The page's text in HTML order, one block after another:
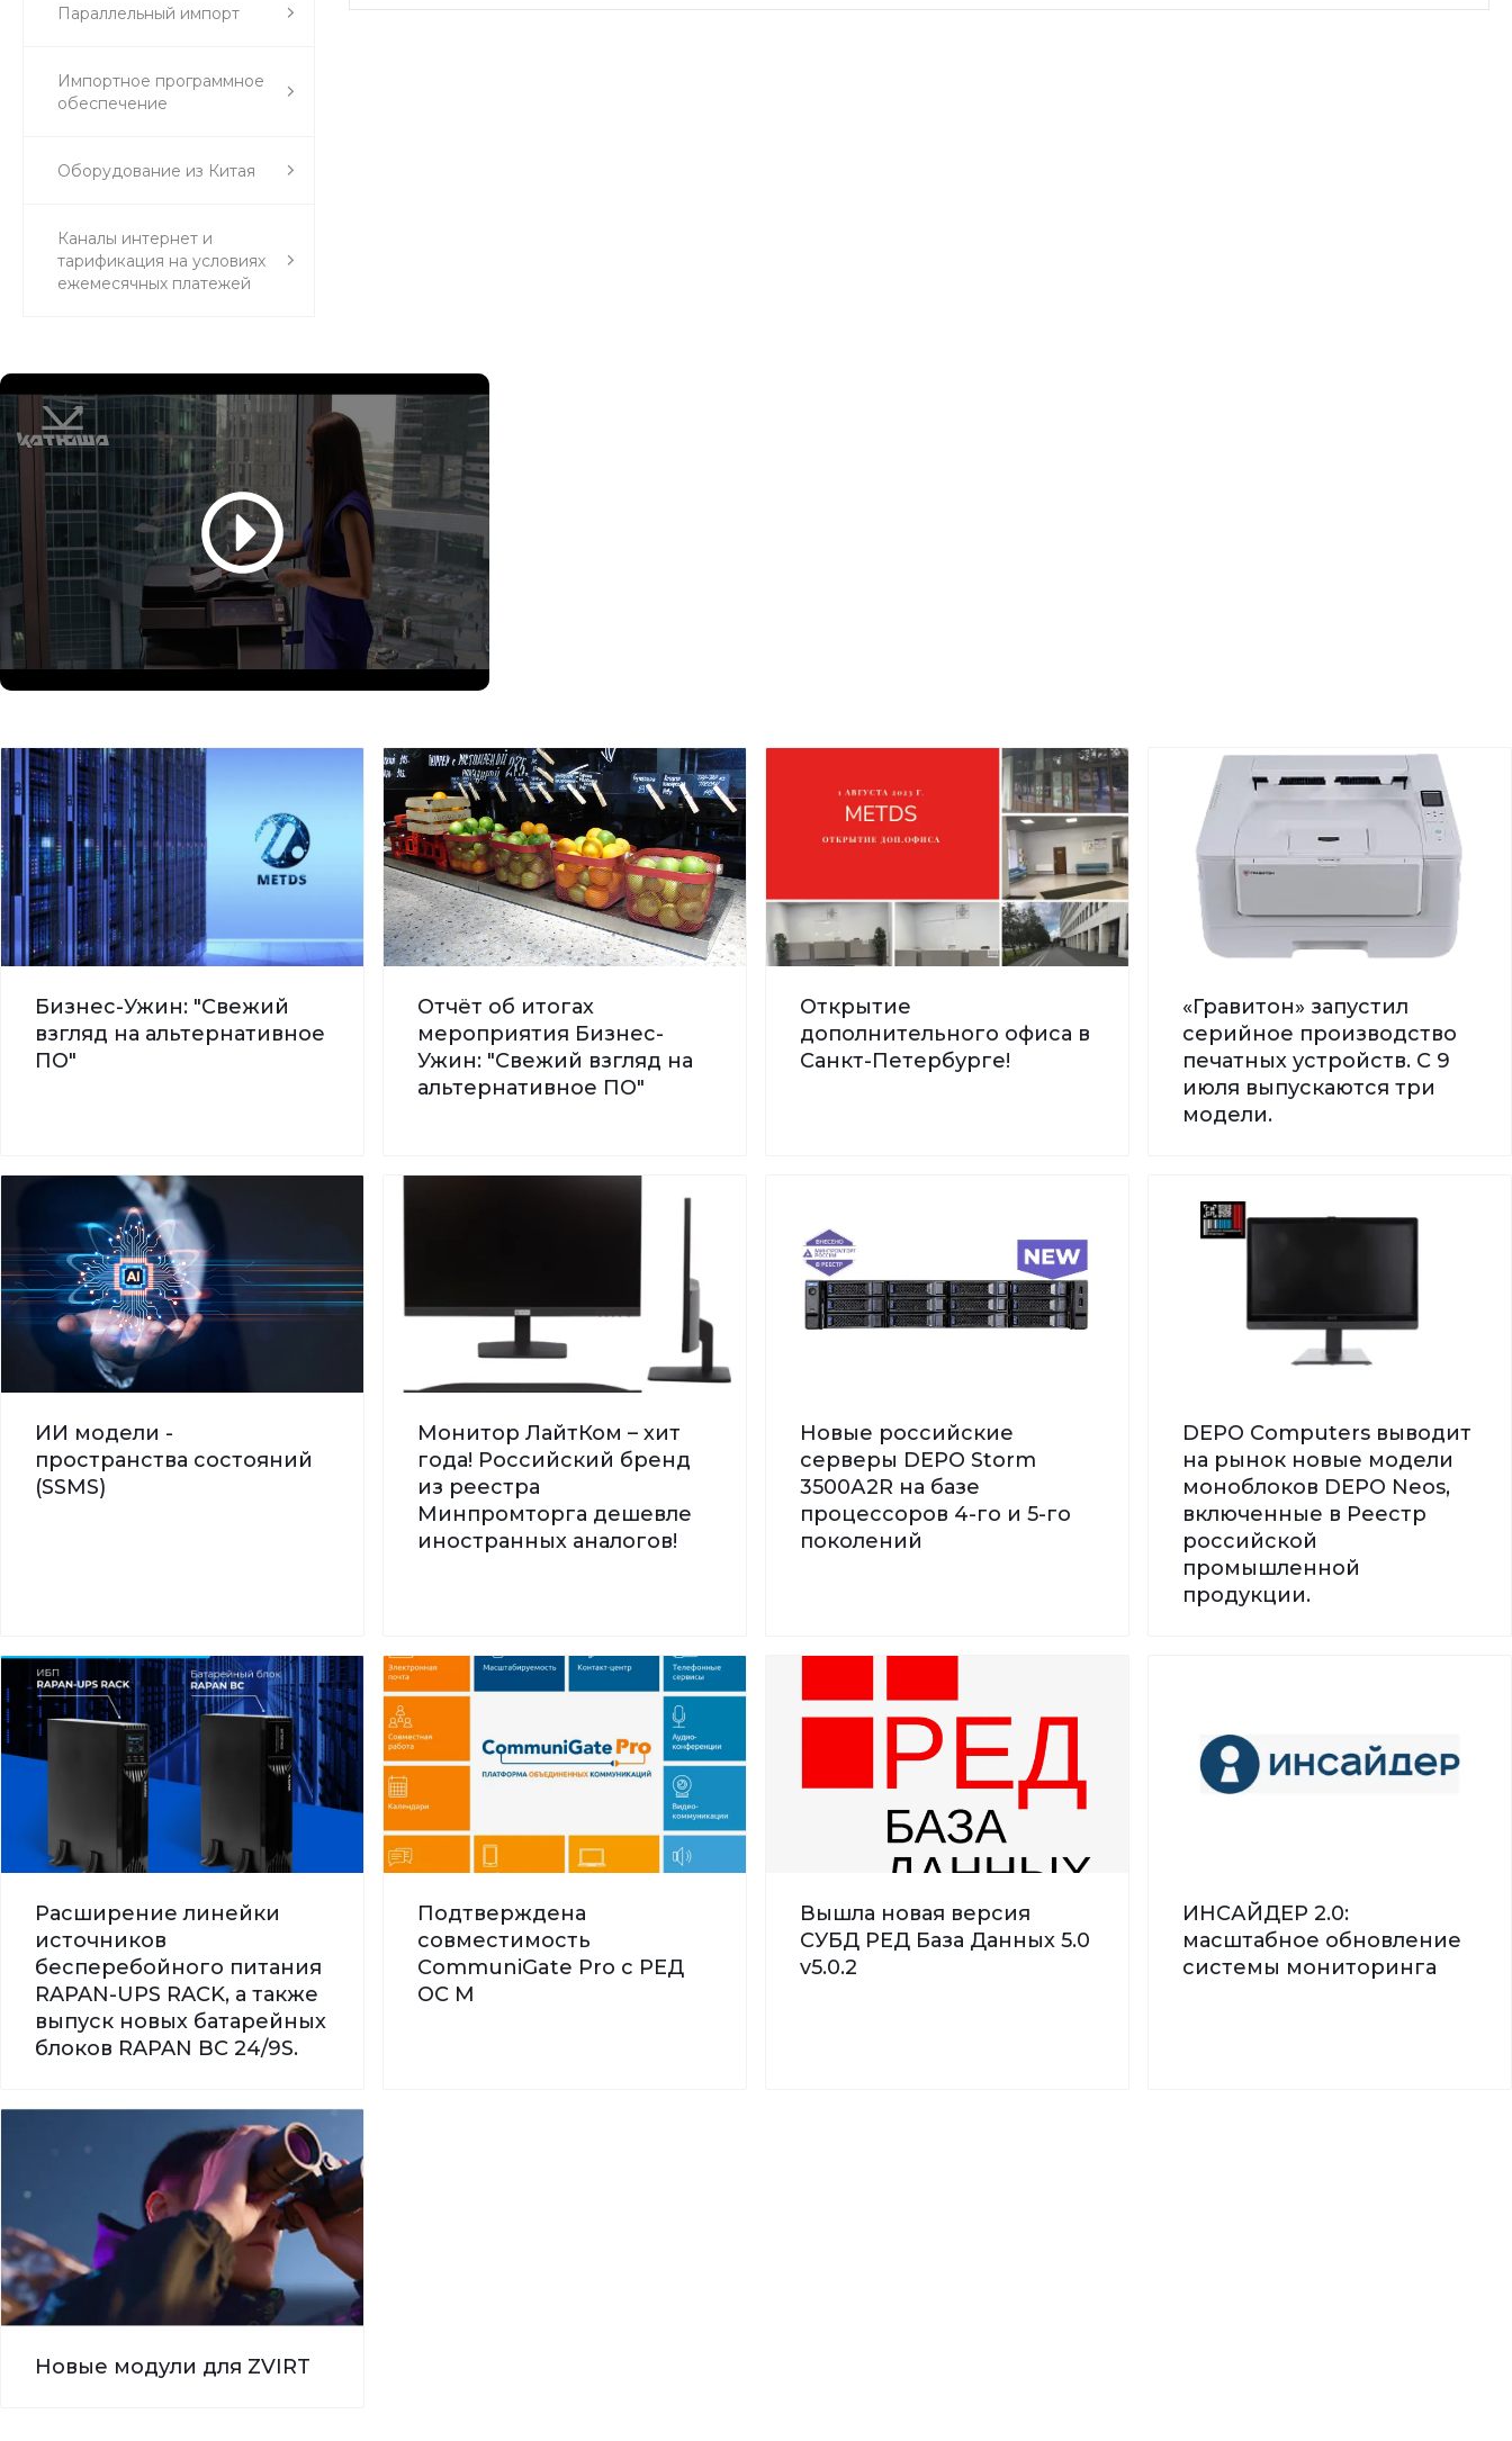
Параллельный импорт
Импортное программное
обеспечение
Оборудование из Китая
Каналы интернет и
тарификация на условиях
ежемесячных платежей
Бизнес-Ужин: "Свежий
взгляд на альтернативное
ПО"
Отчёт об итогах
мероприятия Бизнес-
Ужин: "Свежий взгляд на
альтернативное ПО"
Открытие
дополнительного офиса в
Санкт-Петербурге!
«Гравитон» запустил
серийное производство
печатных устройств. С 9
июля выпускаются три
модели.
ИИ модели -
пространства состояний
(SSMS)
Монитор ЛайтКом – хит
года! Российский бренд
из реестра
Минпромторга дешевле
иностранных аналогов!
Новые российские
серверы DEPO Storm
3500А2R на базе
процессоров 4-го и 5-го
поколений
DEPO Computers выводит
на рынок новые модели
моноблоков DEPO Neos,
включенные в Реестр
российской
промышленной
продукции.
Расширение линейки
источников
бесперебойного питания
RAPAN-UPS RACK, а также
выпуск новых батарейных
блоков RAPAN BC 24/9S.
Подтверждена
совместимость
CommuniGate Pro с РЕД
ОС М
Вышла новая версия
СУБД РЕД База Данных 5.0
v5.0.2
ИНСАЙДЕР 2.0:
масштабное обновление
системы мониторинга
Новые модули для ZVIRT